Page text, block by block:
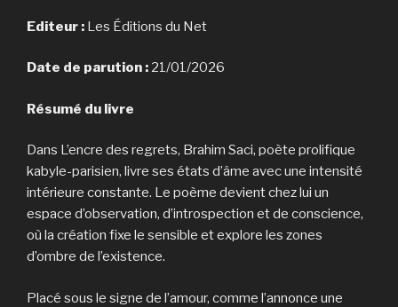
Editeur : Les Éditions du Net
Date de parution : 21/01/2026
Résumé du livre
Dans L’encre des regrets, Brahim Saci, poète prolifique
kabyle-parisien, livre ses états d’âme avec une intensité
intérieure constante. Le poème devient chez lui un
espace d’observation, d’introspection et de conscience,
où la création fixe le sensible et explore les zones
d’ombre de l’existence.
Placé sous le signe de l’amour, comme l’annonce une